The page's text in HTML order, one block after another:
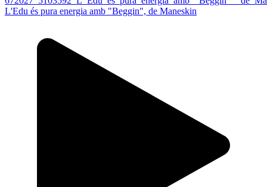
L'Edu és pura energia amb "Beggin", de Maneskin